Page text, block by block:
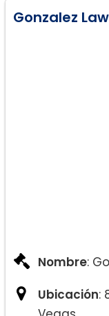
Gonzalez
Nombre:
Ubicación: